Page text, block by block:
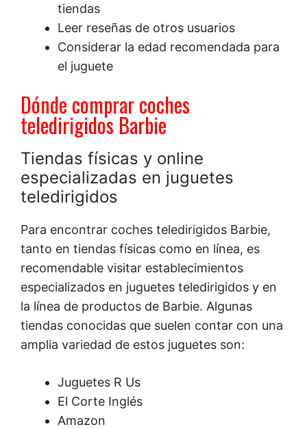
tiendas
Leer reseñas de otros usuarios
Considerar la edad recomendada para
el juguete
Dónde comprar coches
teledirigidos Barbie
Tiendas físicas y online
especializadas en juguetes
teledirigidos
Para encontrar coches teledirigidos Barbie,
tanto en tiendas físicas como en línea, es
recomendable visitar establecimientos
especializados en juguetes teledirigidos y en
la línea de productos de Barbie. Algunas
tiendas conocidas que suelen contar con una
amplia variedad de estos juguetes son:
Juguetes R Us
El Corte Inglés
Amazon